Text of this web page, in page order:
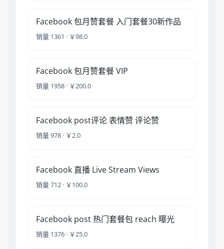
Facebook 包月赞套餐 入门套餐30新作品
销量 1361 · ￥98.0
Facebook 包月赞套餐 VIP
销量 1958 · ￥200.0
Facebook post评论 表情赞 评论赞
销量 978 · ￥2.0
Facebook 直播 Live Stream Views
销量 712 · ￥100.0
Facebook post 热门套餐包 reach 曝光
销量 1376 · ￥25.0